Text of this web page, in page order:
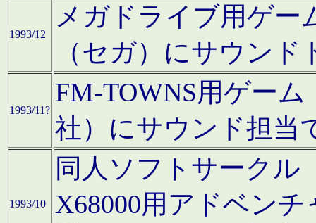
1993/12
メガドライブ用ゲー
（セガ）にサウン
1993/11?
FM-TOWNS用ゲー
社）にサウンド担当
1993/10
同人ソフトサークル
X68000用アドベン